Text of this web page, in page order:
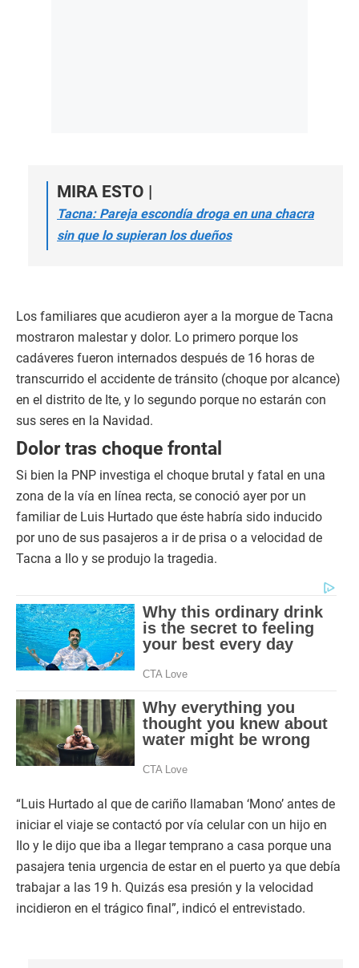
MIRA ESTO |
Tacna: Pareja escondía droga en una chacra
sin que lo supieran los dueños
Los familiares que acudieron ayer a la morgue de Tacna
mostraron malestar y dolor. Lo primero porque los
cadáveres fueron internados después de 16 horas de
transcurrido el accidente de tránsito (choque por alcance)
en el distrito de Ite, y lo segundo porque no estarán con
sus seres en la Navidad.
Dolor tras choque frontal
Si bien la PNP investiga el choque brutal y fatal en una
zona de la vía en línea recta, se conoció ayer por un
familiar de Luis Hurtado que éste habría sido inducido
por uno de sus pasajeros a ir de prisa o a velocidad de
Tacna a Ilo y se produjo la tragedia.
“Luis Hurtado al que de cariño llamaban ‘Mono’ antes de
iniciar el viaje se contactó por vía celular con un hijo en
Ilo y le dijo que iba a llegar temprano a casa porque una
pasajera tenia urgencia de estar en el puerto ya que debía
trabajar a las 19 h. Quizás esa presión y la velocidad
incidieron en el trágico final”, indicó el entrevistado.